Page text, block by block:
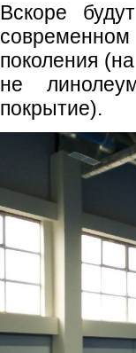
Вскоре
поколения
не
покрытие).